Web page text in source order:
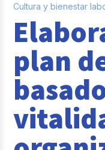
Tendencias y
Novedades
Entrevistas
Casos de
Actualidad
Cultura y bienestar
plan